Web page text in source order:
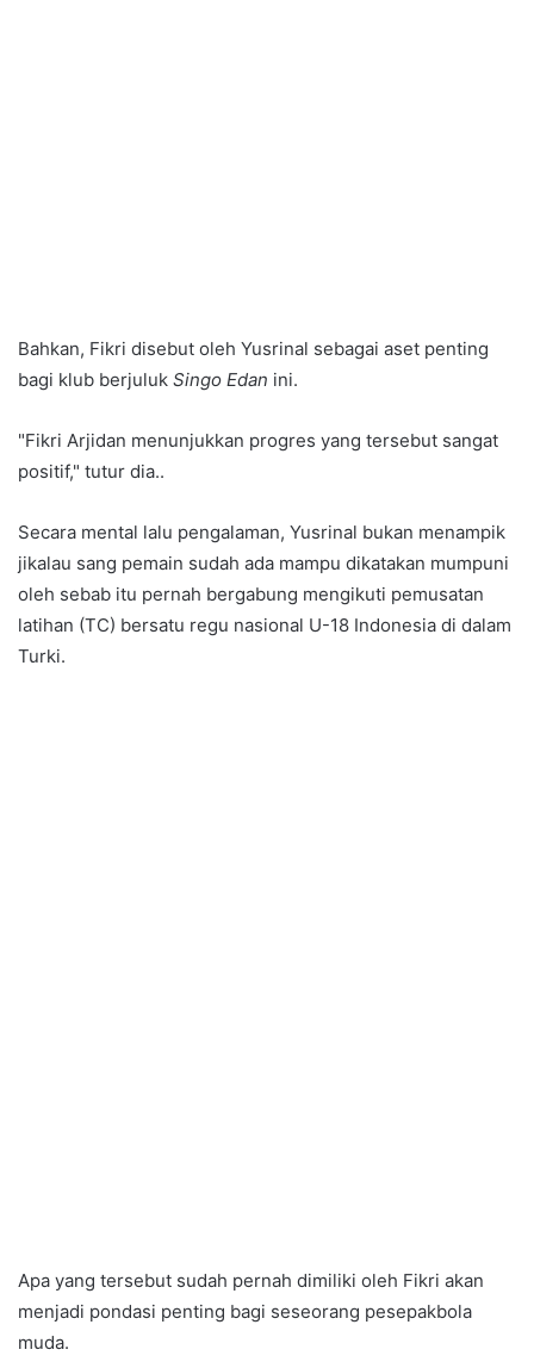
Bahkan, Fikri disebut oleh Yusrinal sebagai aset penting
bagi klub berjuluk Singo Edan ini.
"Fikri Arjidan menunjukkan progres yang tersebut sangat
positif," tutur dia..
Secara mental lalu pengalaman, Yusrinal bukan menampik
jikalau sang pemain sudah ada mampu dikatakan mumpuni
oleh sebab itu pernah bergabung mengikuti pemusatan
latihan (TC) bersatu regu nasional U-18 Indonesia di dalam
Turki.
Apa yang tersebut sudah pernah dimiliki oleh Fikri akan
menjadi pondasi penting bagi seseorang pesepakbola
muda.